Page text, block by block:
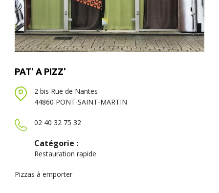
PAT' A PIZZ'
2 bis Rue de Nantes
44860 PONT-SAINT-MARTIN
02 40 32 75 32
Catégorie :
Restauration rapide
Pizzas à emporter